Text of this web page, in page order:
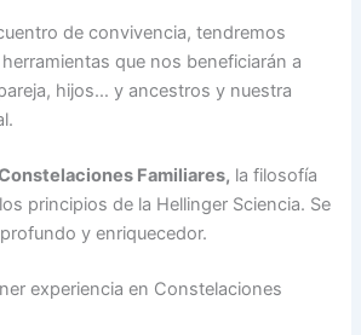
de convivencia, tendremos
que nos beneficiarán a
hijos… y ancestros y nuestra
Familiares, la filosofía
principios de la Hellinger Sciencia. Se
y enriquecedor.
experiencia en Constelaciones